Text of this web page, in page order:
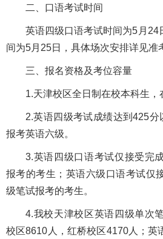
二、口语考试时间
英语四级口语考试时间为5月24
间为5月25日，具体场次安排详见准
三、报名资格及考位容量
1.天津校区全日制在校本科生，
2.英语四级考试成绩达到425
报考英语六级。
3.英语四级口语考试仅接受完
报考的考生；英语六级口语考试仅
级笔试报考的考生。
4.我校天津校区英语四级单次
校区8610人，红桥校区4170人；英